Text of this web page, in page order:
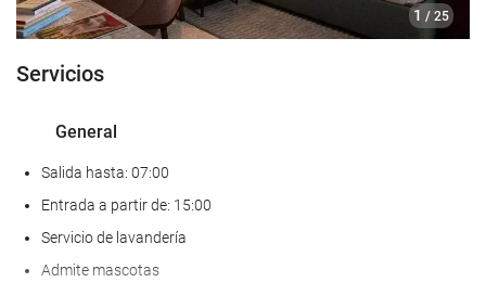
Hammam
Sauna
Baño de vapor
Servicio de masaje
Tratamientos de belleza
Gimnasio
Entrenador personal
1 / 25
Servicios
General
Salida hasta: 07:00
Entrada a partir de: 15:00
Servicio de lavandería
Admite mascotas